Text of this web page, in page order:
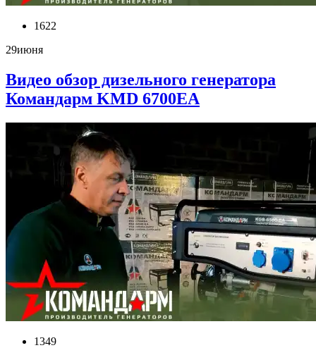
1622
29июня
Видео обзор дизельного генератора
Командарм KMD 6700EA
1349